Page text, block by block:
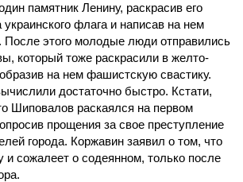
памятник Ленину, раскрасив его
украинского флага и написав на нем
После этого молодые люди отправились
который тоже раскрасили в желто-
на нем фашистскую свастику.
достаточно быстро. Кстати,
Шиповалов раскаялся на первом
прощения за свое преступление
города. Коржавин заявил о том, что
и сожалеет о содеянном, только после